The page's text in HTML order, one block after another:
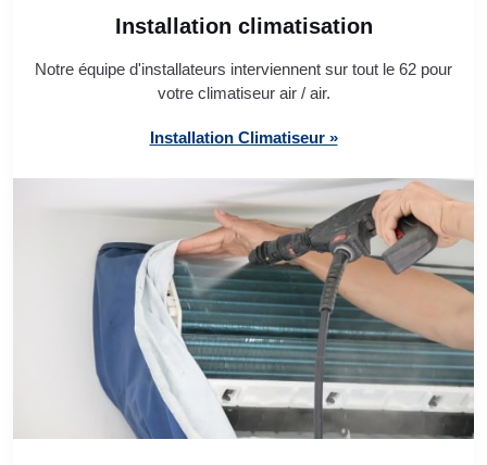
Installation climatisation
Notre équipe d'installateurs interviennent sur tout le 62 pour
votre climatiseur air / air.
Installation Climatiseur »